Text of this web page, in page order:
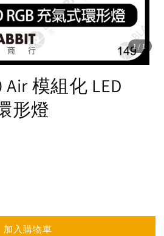
1 /1
Air 模組化 LED
形燈
加入購物車